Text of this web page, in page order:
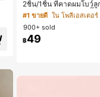
2ชิ้น/1ชิ้น ที่คาดผมโบว์ลู
ว สำหรับใส่ประจำวัน กิ๊
ดวางแบบสุ่ม)
#1 ขายดี ใน โพลีเอสเตอ
900+ sold
฿49